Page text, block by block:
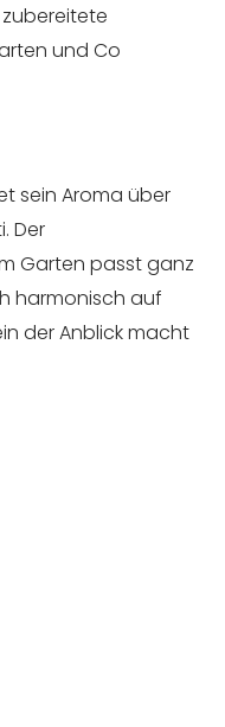
und Co
sein Aroma über
Der
Garten passt ganz
harmonisch auf
der Anblick macht